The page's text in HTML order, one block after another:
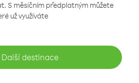
S měsíčním předplatným můžete
už využíváte
Další destinace